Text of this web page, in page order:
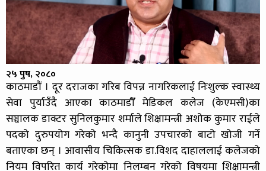
२५ पुष, २०८०
काठमाडौं । दूर दराजका गरिब विपन्न नागरिकलाई निःशुल्क स्वास्थ्य
सेवा पुर्याउँदै आएका काठमाडौँ मेडिकल कलेज (केएमसी)का
सञ्चालक डाक्टर सुनिलकुमार शर्माले शिक्षामन्त्री अशोक कुमार राईले
पदको दुरुपयोग गरेको भन्दै कानुनी उपचारको बाटो खोजी गर्ने
बताएका छन् । आवासीय चिकित्सक डा.विशद दाहाललाई कलेजको
नियम विपरित कार्य गरेकोमा निलम्बन गरेको विषयमा शिक्षामन्त्री